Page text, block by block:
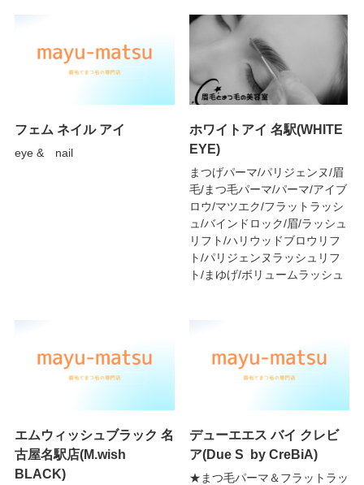
フェム ネイル アイ
eye & nail
ホワイトアイ 名駅(WHITE
EYE)
まつげパーマ/パリジェンヌ/眉
毛/まつ毛パーマ/パーマ/アイブ
ロウ/マツエク/フラットラッシ
ュ/バインドロック/眉/ラッシュ
リフト/ハリウッドブロウリフ
ト/パリジェンヌラッシュリフ
ト/まゆげ/ボリュームラッシュ
エムウィッシュブラック 名
古屋名駅店(M.wish
BLACK)
デューエエス バイ クレビ
ア(Due S by CreBiA)
★まつ毛パーマ＆フラットラッ